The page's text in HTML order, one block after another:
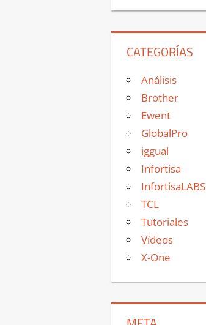
CATEGORÍAS
Análisis
Brother
Ewent
GlobalPro
iggual
Infortisa
InfortisaLABS
TCL
Tutoriales
Vídeos
X-One